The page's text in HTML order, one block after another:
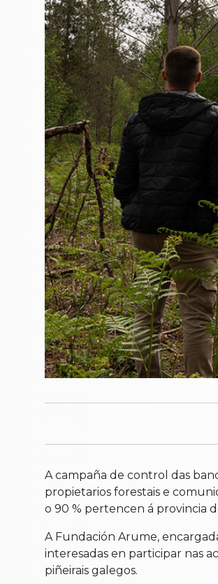
A campaña de control das
propietarios forestais e
o 90 % pertencen á provincia
A Fundación Arume,
interesadas en participar nas
piñeirais galegos.